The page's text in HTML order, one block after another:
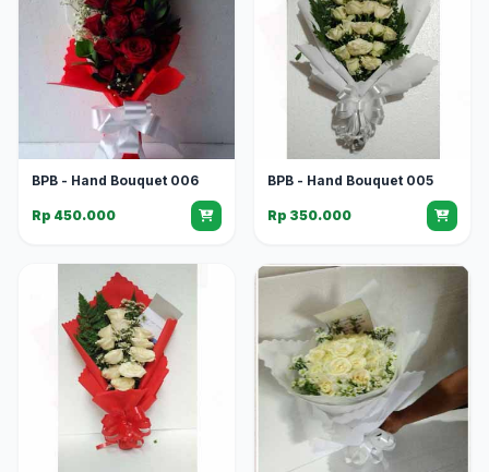
BPB - Hand Bouquet 006
Rp 450.000
BPB - Hand Bouquet 005
Rp 350.000